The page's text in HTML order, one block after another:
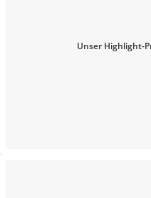
Unser Highlight-